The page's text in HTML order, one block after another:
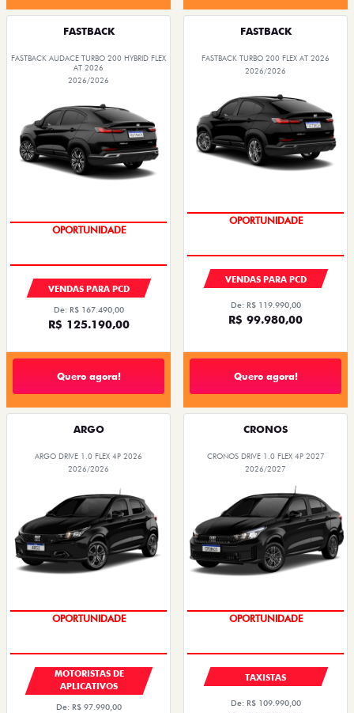
FASTBACK
FASTBACK AUDACE TURBO 200 HYBRID FLEX
AT 2026
2026/2026
OPORTUNIDADE
VENDAS PARA PCD
De: R$ 167.490,00
R$ 125.190,00
Quero agora!
FASTBACK
FASTBACK TURBO 200 FLEX AT 2026
2026/2026
OPORTUNIDADE
VENDAS PARA PCD
De: R$ 119.990,00
R$ 99.980,00
Quero agora!
ARGO
ARGO DRIVE 1.0 FLEX 4P 2026
2026/2026
OPORTUNIDADE
MOTORISTAS DE
APLICATIVOS
De: R$ 97.990,00
CRONOS
CRONOS DRIVE 1.0 FLEX 4P 2027
2026/2027
OPORTUNIDADE
TAXISTAS
De: R$ 109.990,00